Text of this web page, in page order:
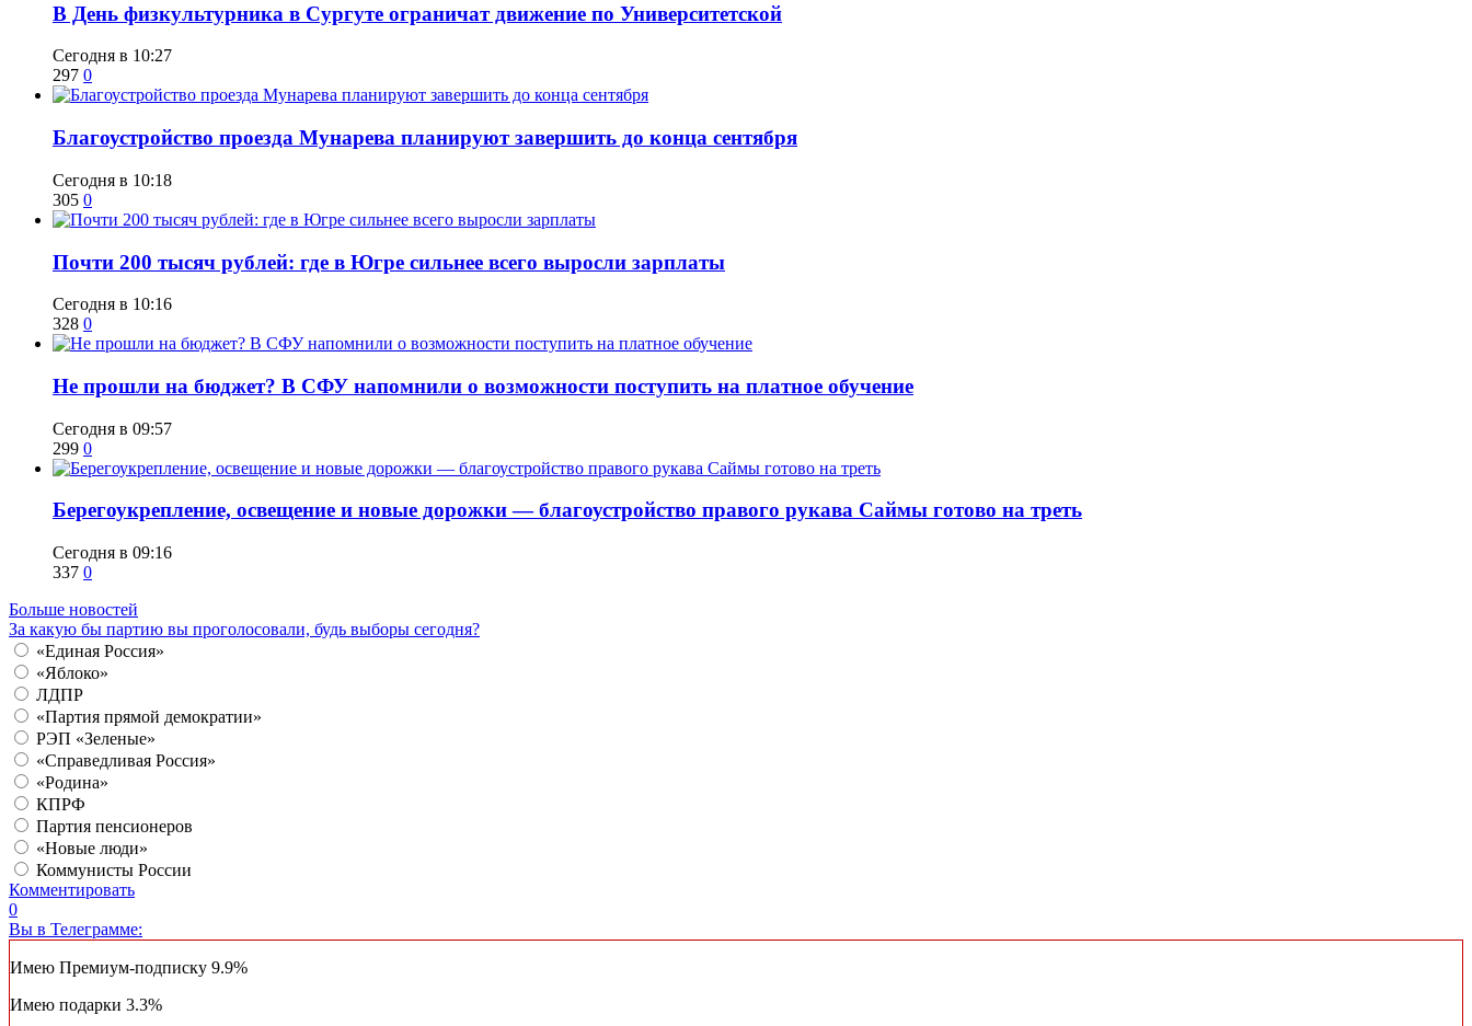
​В День физкультурника в Сургуте ограничат движение по Университетской
Сегодня в 10:27
297 0
Благоустройство проезда Мунарева планируют завершить до конца сентября
Сегодня в 10:18
305 0
​Почти 200 тысяч рублей: где в Югре сильнее всего выросли зарплаты
Сегодня в 10:16
328 0
Не прошли на бюджет? В СФУ напомнили о возможности поступить на платное обучение
Сегодня в 09:57
299 0
Берегоукрепление, освещение и новые дорожки — благоустройство правого рукава Саймы готово на треть
Сегодня в 09:16
337 0
Больше новостей
За какую бы партию вы проголосовали, будь выборы сегодня?
«Единая Россия»
«Яблоко»
ЛДПР
«Партия прямой демократии»
РЭП «Зеленые»
«Справедливая Россия»
«Родина»
КПРФ
Партия пенсионеров
«Новые люди»
Коммунисты России
Комментировать
0
Вы в Телеграмме:
Имею Премиум-подписку 9.9%
Имею подарки 3.3%